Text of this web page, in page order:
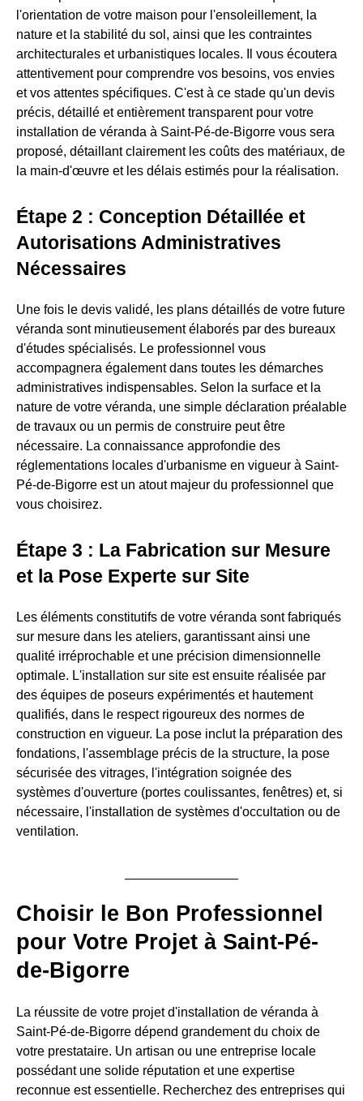
l'orientation de votre maison pour l'ensoleillement, la
nature et la stabilité du sol, ainsi que les contraintes
architecturales et urbanistiques locales. Il vous écoutera
attentivement pour comprendre vos besoins, vos envies
et vos attentes spécifiques. C'est à ce stade qu'un devis
précis, détaillé et entièrement transparent pour votre
installation de véranda à Saint-Pé-de-Bigorre vous sera
proposé, détaillant clairement les coûts des matériaux, de
la main-d'œuvre et les délais estimés pour la réalisation.
Étape 2 : Conception Détaillée et
Autorisations Administratives
Nécessaires
Une fois le devis validé, les plans détaillés de votre future
véranda sont minutieusement élaborés par des bureaux
d'études spécialisés. Le professionnel vous
accompagnera également dans toutes les démarches
administratives indispensables. Selon la surface et la
nature de votre véranda, une simple déclaration préalable
de travaux ou un permis de construire peut être
nécessaire. La connaissance approfondie des
réglementations locales d'urbanisme en vigueur à Saint-
Pé-de-Bigorre est un atout majeur du professionnel que
vous choisirez.
Étape 3 : La Fabrication sur Mesure
et la Pose Experte sur Site
Les éléments constitutifs de votre véranda sont fabriqués
sur mesure dans les ateliers, garantissant ainsi une
qualité irréprochable et une précision dimensionnelle
optimale. L'installation sur site est ensuite réalisée par
des équipes de poseurs expérimentés et hautement
qualifiés, dans le respect rigoureux des normes de
construction en vigueur. La pose inclut la préparation des
fondations, l'assemblage précis de la structure, la pose
sécurisée des vitrages, l'intégration soignée des
systèmes d'ouverture (portes coulissantes, fenêtres) et, si
nécessaire, l'installation de systèmes d'occultation ou de
ventilation.
Choisir le Bon Professionnel
pour Votre Projet à Saint-Pé-
de-Bigorre
La réussite de votre projet d'installation de véranda à
Saint-Pé-de-Bigorre dépend grandement du choix de
votre prestataire. Un artisan ou une entreprise locale
possédant une solide réputation et une expertise
reconnue est essentielle. Recherchez des entreprises qui